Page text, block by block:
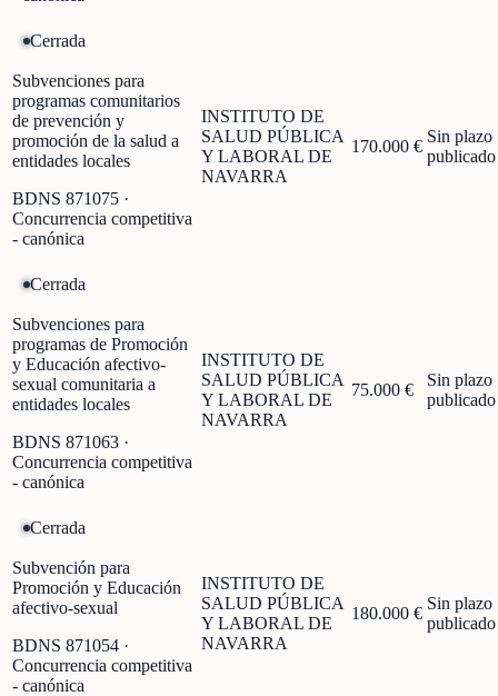
Cerrada
Subvenciones para
programas comunitarios
de prevención y
promoción de la salud a
entidades locales
BDNS 871075 ·
Concurrencia competitiva
- canónica
INSTITUTO DE
SALUD PÚBLICA
Y LABORAL DE
NAVARRA
170.000 €
Sin plazo
publicado
Cerrada
Subvenciones para
programas de Promoción
y Educación afectivo-
sexual comunitaria a
entidades locales
BDNS 871063 ·
Concurrencia competitiva
- canónica
INSTITUTO DE
SALUD PÚBLICA
Y LABORAL DE
NAVARRA
75.000 €
Sin plazo
publicado
Cerrada
Subvención para
Promoción y Educación
afectivo-sexual
BDNS 871054 ·
Concurrencia competitiva
- canónica
INSTITUTO DE
SALUD PÚBLICA
Y LABORAL DE
NAVARRA
180.000 €
Sin plazo
publicado